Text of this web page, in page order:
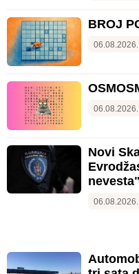
BROJ
06.08.2026.
06.08.2026.
Novi
nevesta"
06.08.2026.